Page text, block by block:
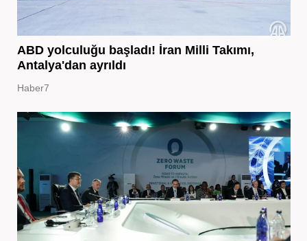
ABD yolculuğu başladı! İran Milli Takımı,
Antalya'dan ayrıldı
Haber7